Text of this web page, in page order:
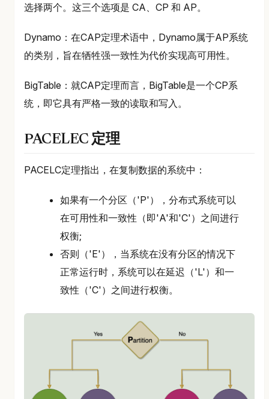
选择两个。这三个选项是 CA、CP 和 AP。
Dynamo：在CAP定理术语中，Dynamo属于AP系统
的类别，旨在牺牲强一致性为代价实现高可用性。
BigTable：就CAP定理而言，BigTable是一个CP系
统，即它具有严格一致的读取和写入。
PACELEC 定理
PACELC定理指出，在复制数据的系统中：
如果有一个分区（'P'），分布式系统可以
在可用性和一致性（即'A'和'C'）之间进行
权衡;
否则（'E'），当系统在没有分区的情况下
正常运行时，系统可以在延迟（'L'）和一
致性（'C'）之间进行权衡。